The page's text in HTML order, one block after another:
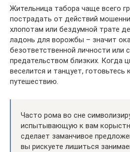
Жительница табора чаще всего
пострадать от действий
хлопотам или бездумной трате
ладонь для ворожбы – значит
безответственной личности или
предательством близких. Когда
веселится и танцует, готовьтесь
путешествию.
Часто рома во сне
испытывающую к вам
сделает заманчивое
вы рискуете лишиться